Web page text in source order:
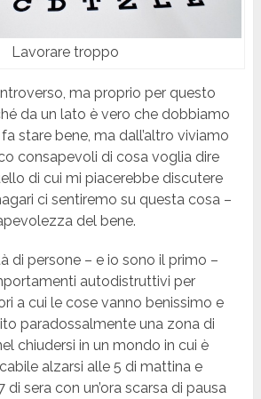
Lavorare troppo
ma proprio per questo
da un lato è vero che dobbiamo
stare bene, ma dall’altro viviamo
consapevoli di cosa voglia dire
di cui mi piacerebbe discutere
ci sentiremo su questa cosa –
del bene.
di persone – e io sono il primo –
autodistruttivi per
a cui le cose vanno benissimo e
paradossalmente una zona di
chiudersi in un mondo in cui è
alzarsi alle 5 di mattina e
di sera con un’ora scarsa di pausa